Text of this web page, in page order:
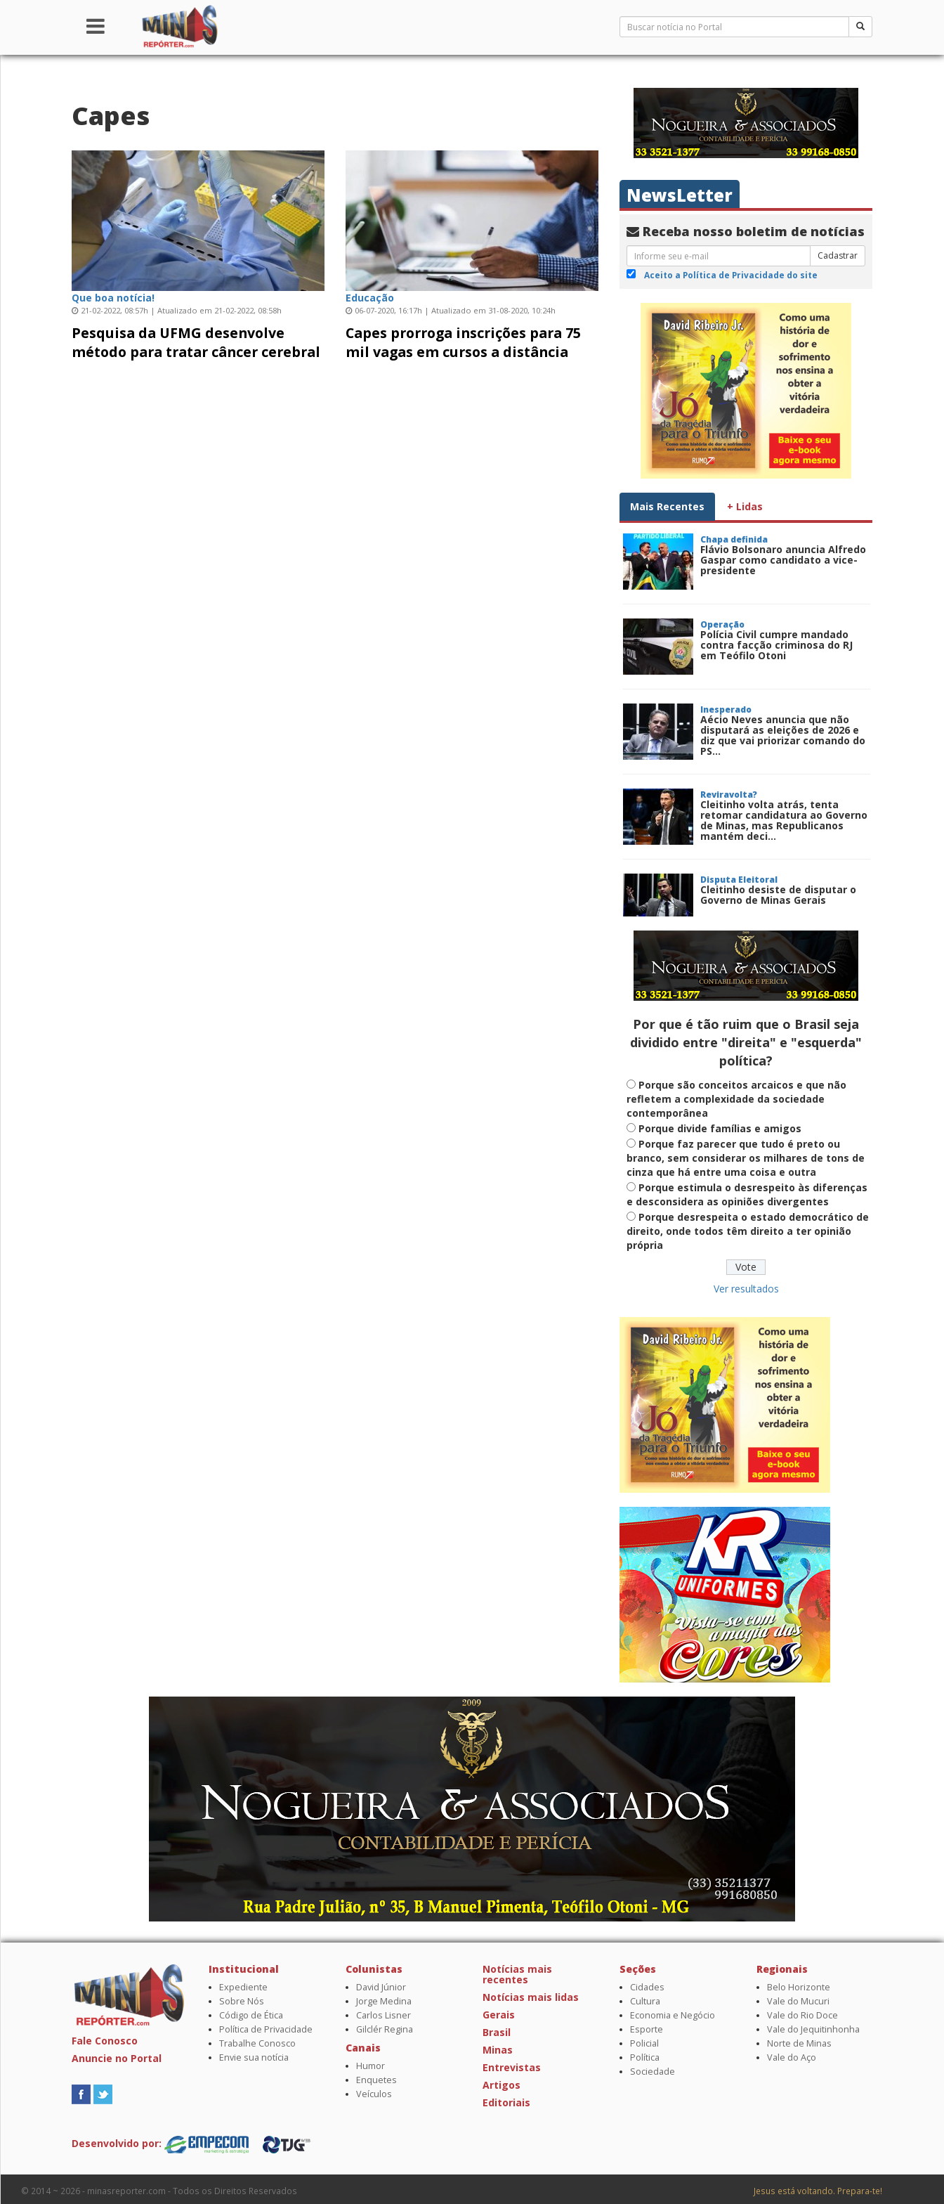
InstitucionalCapes
Que boa notícia!
21-02-2022, 08:57h | Atualizado em 21-02-2022, 08:58h
Pesquisa da UFMG desenvolve
método para tratar câncer cerebral
Educação
06-07-2020, 16:17h | Atualizado em 31-08-2020, 10:24h
Capes prorroga inscrições para 75
mil vagas em cursos a distância
NewsLetter
Receba nosso boletim de notícias
Cadastrar
Aceito a Política de Privacidade do site
Mais Recentes + Lidas
Chapa definida
Flávio Bolsonaro anuncia Alfredo
Gaspar como candidato a vice-
presidente
Operação
Polícia Civil cumpre mandado
contra facção criminosa do RJ
em Teófilo Otoni
Inesperado
Aécio Neves anuncia que não
disputará as eleições de 2026 e
diz que vai priorizar comando do
PS...
Reviravolta?
Cleitinho volta atrás, tenta
retomar candidatura ao Governo
de Minas, mas Republicanos
mantém deci...
Disputa Eleitoral
Cleitinho desiste de disputar o
Governo de Minas Gerais
Entenda
Pix Pensão Alimentícia: entenda
o que é e como solicitar
Saúde Mental
Plataforma oferece escuta em
saúde mental para jovens no SUS
Digital
Definido
PT lança Patrus Ananias como
candidato ao governo de Minas
Gerais
Educação
Fies: pré-selecionados têm até
terça para complementar
CNPJ alfanumérico começa a ser
emitido nesta sexta
ver todas »
Por que é tão ruim que o Brasil seja
dividido entre "direita" e "esquerda"
política?
Porque são conceitos arcaicos e que não
refletem a complexidade da sociedade
contemporânea
Porque divide famílias e amigos
Porque faz parecer que tudo é preto ou
branco, sem considerar os milhares de tons de
cinza que há entre uma coisa e outra
Porque estimula o desrespeito às diferenças
e desconsidera as opiniões divergentes
Porque desrespeita o estado democrático de
direito, onde todos têm direito a ter opinião
própria
Ver resultados
Fale Conosco
Anuncie no Portal
Institucional
Expediente
Sobre Nós
Código de Ética
Política de Privacidade
Trabalhe Conosco
Envie sua notícia
Colunistas
David Júnior
Jorge Medina
Carlos Lisner
Gilclér Regina
Canais
Humor
Enquetes
Veículos
Notícias mais
recentes
Notícias mais lidas
Gerais
Brasil
Minas
Entrevistas
Artigos
Editoriais
Seções
Cidades
Cultura
Economia e Negócio
Esporte
Policial
Política
Sociedade
Regionais
Belo Horizonte
Vale do Mucuri
Vale do Rio Doce
Vale do Jequitinhonha
Norte de Minas
Vale do Aço
Desenvolvido por:
© 2014 ~ 2026 - minasreporter.com - Todos os Direitos Reservados Jesus está voltando. Prepara-te!